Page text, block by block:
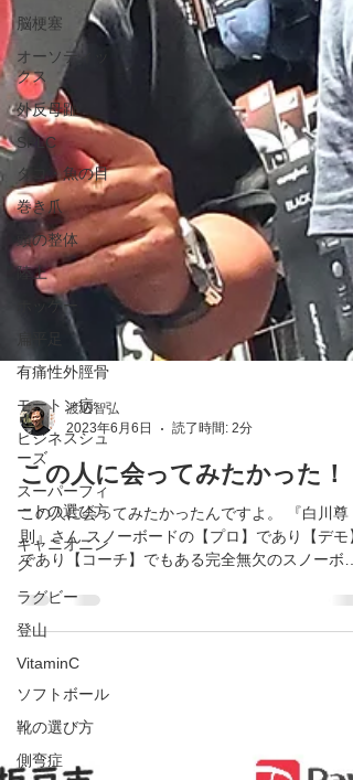
脳梗塞
オーソティッ
クス
外反母趾
SPLC
タコ・魚の目
巻き爪
頭の整体
陸上
ホッケー
有痛性外脛骨
モートン病
ビジネスシュ
ーズ
スーパーフィ
ートの選び方
キャニオニン
グ
ラグビー
登山
VitaminC
ソフトボール
靴の選び方
側弯症
2023年6月6日
読了時間: 2分
この人に会ってみたかった！
この人に会ってみたかったんですよ。 『白川尊
であり【コーチ】でもある完全無欠のスノーボー
ダー！！ SNSでしか見たことなかったけど、同
スノーボード業界にいても同じような考えをもっ
感じ...